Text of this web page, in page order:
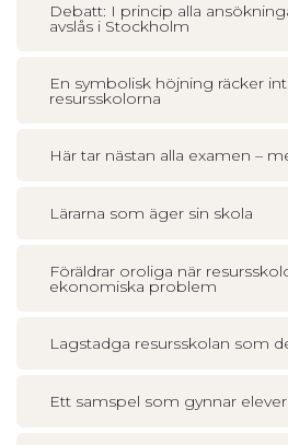
Debatt: I princip alla
avslås i Stockholm
En symbolisk höjning räcker
resursskolorna
Här tar nästan alla examen –
Lärarna som äger sin skola
Föräldrar oroliga när
ekonomiska problem
Lagstadga resursskolan som
Ett samspel som gynnar